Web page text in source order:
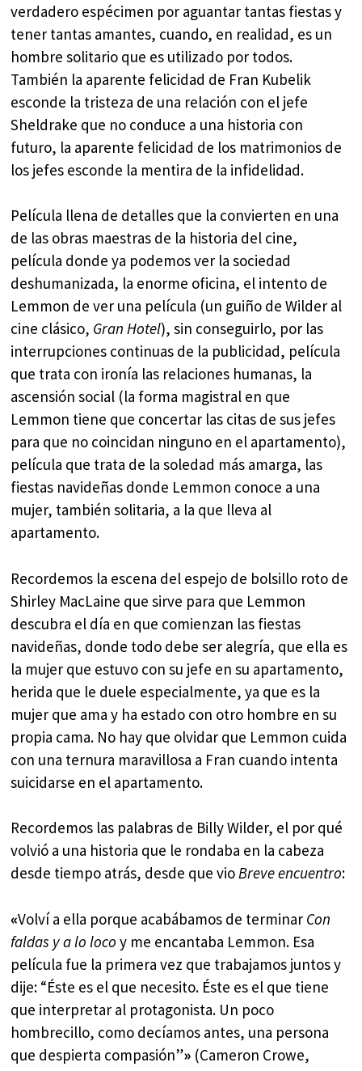
verdadero espécimen por aguantar tantas fiestas y
tener tantas amantes, cuando, en realidad, es un
hombre solitario que es utilizado por todos.
También la aparente felicidad de Fran Kubelik
esconde la tristeza de una relación con el jefe
Sheldrake que no conduce a una historia con
futuro, la aparente felicidad de los matrimonios de
los jefes esconde la mentira de la infidelidad.
Película llena de detalles que la convierten en una
de las obras maestras de la historia del cine,
película donde ya podemos ver la sociedad
deshumanizada, la enorme oficina, el intento de
Lemmon de ver una película (un guiño de Wilder al
cine clásico, Gran Hotel), sin conseguirlo, por las
interrupciones continuas de la publicidad, película
que trata con ironía las relaciones humanas, la
ascensión social (la forma magistral en que
Lemmon tiene que concertar las citas de sus jefes
para que no coincidan ninguno en el apartamento),
película que trata de la soledad más amarga, las
fiestas navideñas donde Lemmon conoce a una
mujer, también solitaria, a la que lleva al
apartamento.
Recordemos la escena del espejo de bolsillo roto de
Shirley MacLaine que sirve para que Lemmon
descubra el día en que comienzan las fiestas
navideñas, donde todo debe ser alegría, que ella es
la mujer que estuvo con su jefe en su apartamento,
herida que le duele especialmente, ya que es la
mujer que ama y ha estado con otro hombre en su
propia cama. No hay que olvidar que Lemmon cuida
con una ternura maravillosa a Fran cuando intenta
suicidarse en el apartamento.
Recordemos las palabras de Billy Wilder, el por qué
volvió a una historia que le rondaba en la cabeza
desde tiempo atrás, desde que vioBreve encuentro:
«Volví a ella porque acabábamos de terminar Con
faldas y a lo loco y me encantaba Lemmon. Esa
película fue la primera vez que trabajamos juntos y
dije: “Éste es el que necesito. Éste es el que tiene
que interpretar al protagonista. Un poco
hombrecillo, como decíamos antes, una persona
que despierta compasión”» (Cameron Crowe,